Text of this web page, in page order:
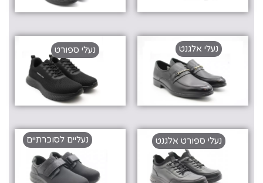
נעלי אלגנט נעלי ספורט
נעלי ספורט אלגנט נעליים לסוכרתיים